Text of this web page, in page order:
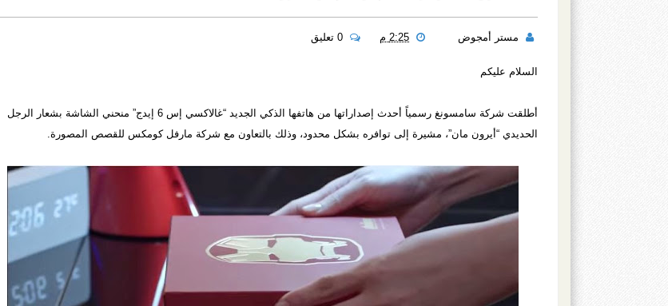
مستر أمجوض 2:25 م
السلام عليكم
أطلقت شركة سامسونغ رسمياً أحدث إصداراتها من هاتفها الذكي الجديد “غالاكسي إس 6 إيدج” منحني الشاشة بشعار الرجل
الحديدي “أيرون مان”، مشيرة إلى توافره بشكل محدود، وذلك بالتعاون مع شركة مارفل كومكس للقصص المصورة.